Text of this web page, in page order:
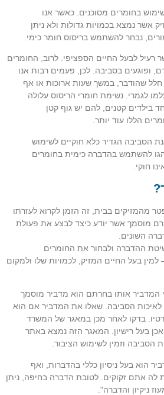
בחומרים מסוכנים. כאשר אנו
אשר נמצא בכמויות גדולות ולא ניתן
נבחר להשתמש בריסוס חומר כימי.
רעיל לבעל החיים הספציפי. לרוב, החומרים
ופוגעים בסביבה. לכן, פעמים רבות אנו
חלל שהודבר, במשך שעות ארוכות או אף
לגמרי. נשימת חומרי הריסוס עלולה
בילדים קטנים, להם יש גוף קטן
הללו עוד יותר.
הסביבה הגדיר כלא חוקיים לשימוש
להשתמש בהדברה כימית בחומרים
חוקי.
מהמזיקים בבית, זה הזמן לקרוא לעזרתו
מוסמך אשר יודע כיצד לבצע את פעולת
השונים.
ההדברה ולבחור את החומרים
בעל החיים המזיק, לכמויות שלו ולמקום
המדביר אותו בחרתם הוא מדביר מוסמך
הסביבה. שאלו את המדביר אם הוא
בדקו לאחר מכן במאגר של המשרד
בעל רישיון. המאגר הזה נמצא באתר
הסביבה וזמין לשימוש הציבור.
הוא בעל ניסיון כללי בהדברות, ואף
אתם זקוקים. לטובת הדברה בחיפה, ניתן
ניקיון והדברה".